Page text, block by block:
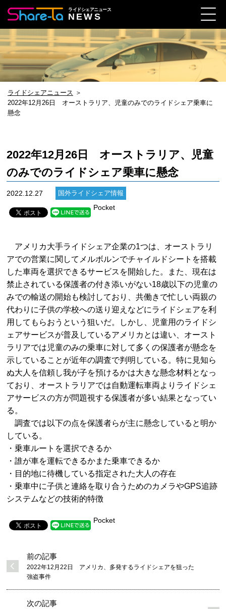
ライドシェアニュース
NEWS
ライドシェアニュース ＞
2022年12月26日 オーストラリア、児童のみでのライドシェア乗車に
懸念
2022年12月26日 オーストラリア、児童
のみでのライドシェア乗車に懸念
2022.12.27 国外ライドシェア情報
Pocket
アメリカ大手ライドシェア企業の1つは、オーストラリ
アでの営業に関してメルボルンでチャイルドシートを搭載
した車両を選択できるサービスを開始した。また、現在は
禁止されている保護者の付き添いがない18歳以下の児童の
みでの輸送の開始も検討しており、共働きで忙しい両親の
代わりに子供の学校への送り迎えなどにライドシェアを利
用してもらおうという狙いだ。しかし、児童用のライドシ
ェアサービスが普及しているアメリカとは違い、オースト
ラリアでは児童のみの乗車に対して多くの保護者が懸念を
示していることが近年の調査で判明している。特に見知ら
ぬ大人を信頼し我が子を預けるかは大きな懸念材料となっ
ており、オーストラリアでは自動運転車両よりライドシェ
アサービスの方が問題視する保護者が多い結果となってい
る。
調査では以下の点を保護者らが主に懸念していると明か
している。
・乗車ルートを選択できるか
・誰が車を運転できるかまた乗車できるか
・目的地に待機している指定された大人の存在
・乗車中に子供と連絡を取り合うためのカメラやGPS追跡
システムなどの技術的特徴
Pocket
前の記事
2022年12月22日 アメリカ、多発するライドシェアを狙った
強盗事件
次の記事